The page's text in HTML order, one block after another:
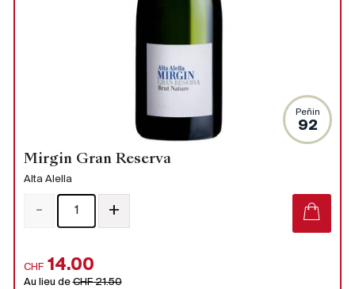
Peñin
92
Mirgin Gran Reserva
Alta Alella
CHF 14.00
Au lieu deCHF 21.50
- +